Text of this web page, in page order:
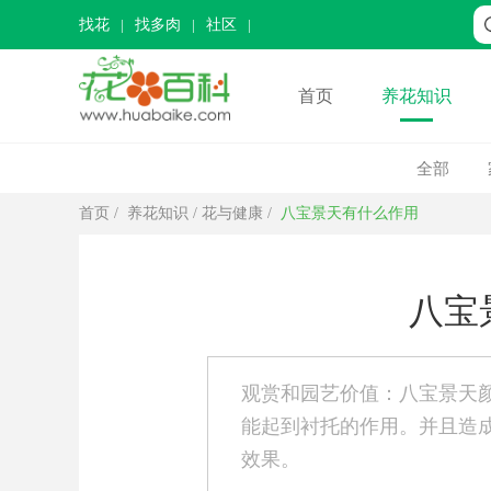
找花 找多肉 社区
首页 养花知识
全部
首页 / 养花知识 / 花与健康 / 八宝景天有什么作用
八宝
观赏和园艺价值：八宝景天
能起到衬托的作用。并且造
效果。